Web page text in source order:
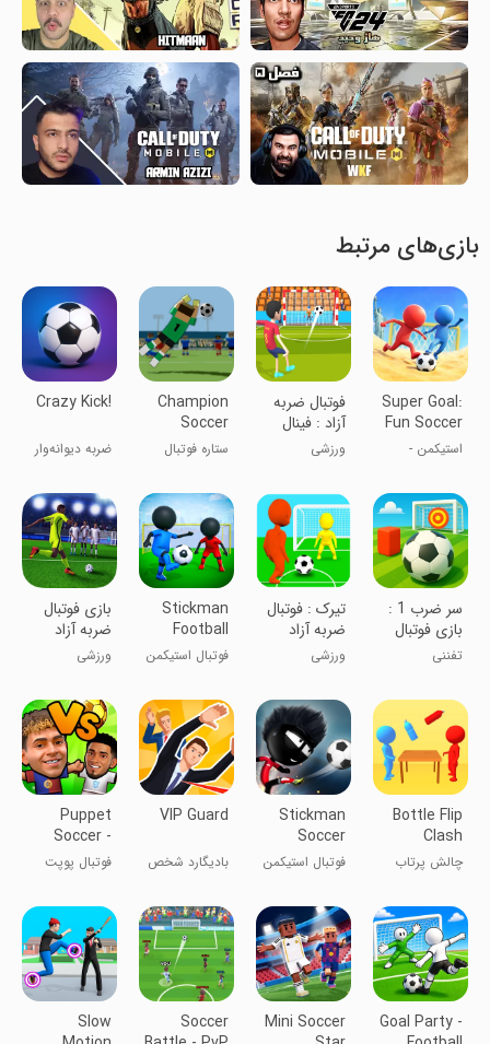
بازی‌های مرتبط
Super Goal:
Fun Soccer
Game
استیکمن -
فوتبال ضربه
آزاد : فینال
جام جهانی
ورزشی
Champion
Soccer
Star: Cup
Game
ستاره فوتبال
Crazy Kick!
ضربه دیوانه‌وار
‏‏سر ضرب 1 :
بازی فوتبال
فانتزی
تفننی
تیرک : فوتبال
ضربه آزاد
ورزشی
Stickman
Football
Wala Game
3D
فوتبال استیکمن
فوتبال
بازی فوتبال
ضربه آزاد
ورزشی
Bottle Flip
Clash
چالش پرتاب
Stickman
Soccer
2018
فوتبال استیکمن
VIP Guard
بادیگارد شخص
Puppet
Soccer -
Football
فوتبال پوپت
Goal Party -
Mini Soccer
Soccer
Slow